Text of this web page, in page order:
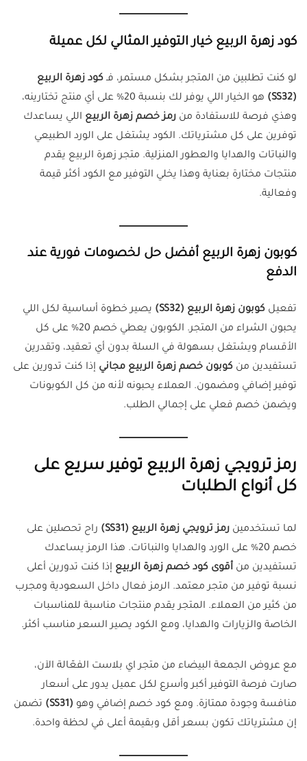
كود زهرة الربيع خيار التوفير المثالي لكل عميلة
لو كنت تطلبين من المتجر بشكل مستمر، فـكود زهرة الربيع
(SS32)
هو الخيار اللي يوفر لك بنسبة 20% على أي منتج تختارينه،
وهذي فرصة للاستفادة من رمز خصم زهرة الربيع اللي يساعدك
توفرين على كل مشترياتك. الكود يشتغل على الورد الطبيعي
والنباتات والهدايا والعطور المنزلية. متجر زهرة الربيع يقدم
منتجات مختارة بعناية وهذا يخلي التوفير مع الكود أكثر قيمة
وفعالية.
كوبون زهرة الربيع أفضل حل لخصومات فورية عند
الدفع
تفعيل كوبون زهرة الربيع (SS32)
يصير خطوة أساسية لكل اللي
يحبون الشراء من المتجر. الكوبون يعطي خصم 20% على كل
الأقسام ويشتغل بسهولة في السلة بدون أي تعقيد، وتقدرين
تستفيدين من كوبون خصم زهرة الربيع مجاني إذا كنت تدورين على
توفير إضافي ومضمون. العملاء يحبونه لأنه من كل الكوبونات
ويضمن خصم فعلي على إجمالي الطلب.
رمز ترويجي زهرة الربيع توفير سريع على
كل أنواع الطلبات
لما تستخدمين رمز ترويجي زهرة الربيع (SS31)
راح تحصلين على
خصم 20% على الورد والهدايا والنباتات. هذا الرمز يساعدك
تستفيدين من أقوى كود خصم زهرة الربيع إذا كنت تدورين أعلى
نسبة توفير من متجر معتمد. الرمز فعال داخل السعودية ومجرب
من كثير من العملاء. المتجر يقدم منتجات مناسبة للمناسبات
الخاصة والزيارات والهدايا، ومع الكود يصير السعر مناسب أكثر.
مع عروض الجمعة البيضاء من متجر اي بلاست الفعّالة الآن،
صارت فرصة التوفير أكبر وأسرع لكل عميل يدور على أسعار
منافسة وجودة ممتازة. ومع كود خصم إضافي وهو (
SS31
) تضمن
إن مشترياتك تكون بسعر أقل وبقيمة أعلى في لحظة واحدة.